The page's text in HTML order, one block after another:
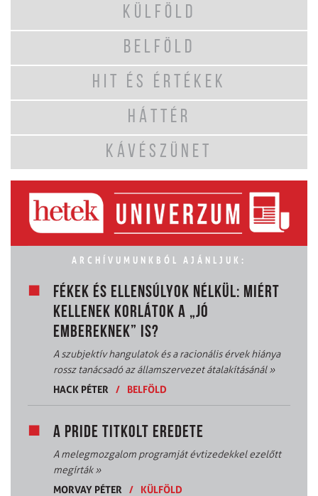
KÜLFÖLD
BELFÖLD
HIT ÉS ÉRTÉKEK
HÁTTÉR
KÁVÉSZÜNET
ARCHÍVUMUNKBÓL AJÁNLJUK:
FÉKEK ÉS ELLENSÚLYOK NÉLKÜL: MIÉRT
KELLENEK KORLÁTOK A „JÓ
EMBEREKNEK” IS?
A szubjektív hangulatok és a racionális érvek hiánya
rossz tanácsadó az államszervezet átalakításánál»
HACK PÉTER
/ BELFÖLD
A PRIDE TITKOLT EREDETE
A melegmozgalom programját évtizedekkel ezelőtt
megírták»
MORVAY PÉTER
/ KÜLFÖLD